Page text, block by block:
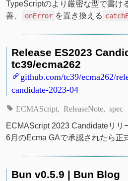
TypeScriptのより厳密な型で書け
善、
onError を置き換える
Release ES2023
tc39/ecma262
github.com/tc39/ecma262/
candidate-2023-04
ECMAScript ReleaseNote spec
ECMAScript 2023 Candidateリリ
6月のEcma GAで承認されたら正
Bun v0.5.9 | Bun Blog